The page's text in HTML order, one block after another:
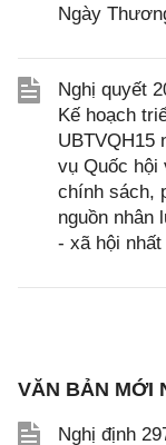
Ngày
Nghị quyết
Kế hoạch
UBTVQH15
vụ Quốc hội
chính sách,
nguồn nhân
- xã hội
VĂN BẢN MỚI
Nghị định